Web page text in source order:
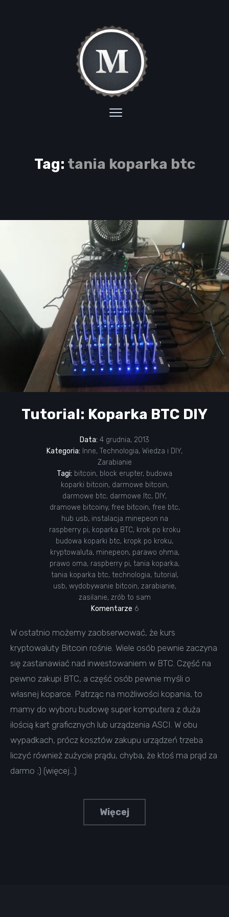
Tag: tania koparka btc
Tutorial: Koparka BTC DIY
Data: 4 grudnia, 2013
Kategoria: Inne, Technologia, Wiedza i DIY,
Zarabianie
Tagi: bitcoin, block erupter, budowa
koparki bitcoin, darmowe bitcoin,
darmowe btc, darmowe ltc, DIY,
dramowe bitcoiny, free bitcoin, free btc,
hub usb, instalacja minepeon na
raspberry pi, koparka BTC, krok po kroku
budowa koparki btc, kropk po kroku,
kryptowaluta, minepeon, parawo ohma,
prawo oma, raspberry pi, tania koparka,
tania koparka btc, technologia, tutorial ,
usb, wydobywanie bitcoin, zarabianie,
zasilanie, zrób to sam
Komentarze 6
W ostatnio możemy zaobserwować, że kurs
kryptowaluty Bitcoin rośnie. Wiele osób pewnie zaczyna
się zastanawiać nad inwestowaniem w BTC. Część na
pewno zakupi BTC, a część osób pewnie myśli o
własnej koparce. Patrząc na możliwości kopania, to
mamy do wyboru budowę super komputera z duża
ilością kart graficznych lub urządzenia ASCI. W obu
wypadkach, prócz kosztów zakupu urządzeń trzeba
liczyć również zużycie prądu, chyba, że ktoś ma prąd za
darmo ;) (więcej…)
Więcej